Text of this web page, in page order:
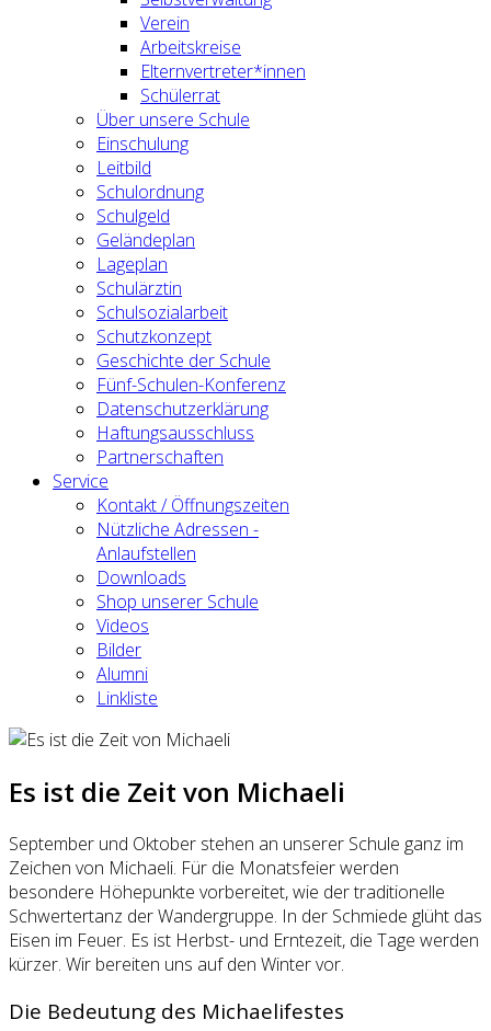
Verein
Arbeitskreise
Elternvertreter*innen
Schülerrat
Über unsere Schule
Einschulung
Leitbild
Schulordnung
Schulgeld
Geländeplan
Lageplan
Schulärztin
Schulsozialarbeit
Schutzkonzept
Geschichte der Schule
Fünf-Schulen-Konferenz
Datenschutzerklärung
Haftungsausschluss
Partnerschaften
Service
Kontakt / Öffnungszeiten
Nützliche Adressen -
Anlaufstellen
Downloads
Shop unserer Schule
Videos
Bilder
Alumni
Linkliste
Es ist die Zeit von Michaeli
September und Oktober stehen an unserer Schule ganz im
Zeichen von Michaeli. Für die Monatsfeier werden
besondere Höhepunkte vorbereitet, wie der traditionelle
Schwertertanz der Wandergruppe. In der Schmiede glüht das
Eisen im Feuer. Es ist Herbst- und Erntezeit, die Tage werden
kürzer. Wir bereiten uns auf den Winter vor.
Die Bedeutung des Michaelifestes